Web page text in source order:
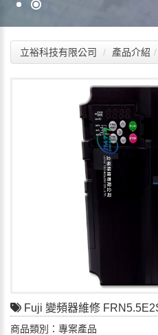
立裕科技有限公司 產品介紹
Fuji 變頻器維修
商品類別：專案產品